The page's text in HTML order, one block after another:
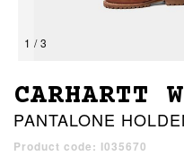
1 / 3
CARHARTT
PANTALONE
Product code: I035670